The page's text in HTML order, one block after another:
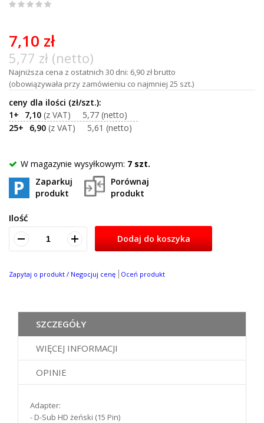
100
7,10 zł
5,77 zł (netto)
Najniższa cena z ostatnich 30 dni: 6,90 zł brutto
(obowiązywała przy zamówieniu co najmniej 25 szt.)
1+ 7,10
5,77
25+
6,90 5,61
W magazynie wysyłkowym: 7 szt.
Zaparkuj
produkt
Porównaj
produkt
Ilość
Dodaj do koszyka
Zapytaj o produkt / Negocjuj cenę Oceń produkt
SZCZEGÓŁY
WIĘCEJ INFORMACJI
OPINIE
Adapter:
- D-Sub HD żeński (15 Pin)